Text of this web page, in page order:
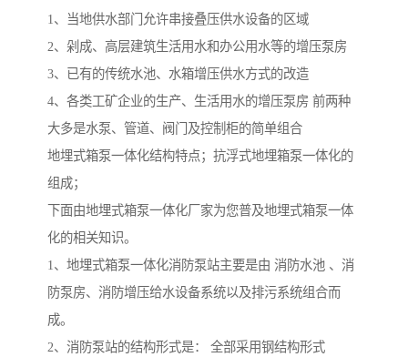
1、当地供水部门允许串接叠压供水设备的区域
2、剁成、高层建筑生活用水和办公用水等的增压泵房
3、已有的传统水池、水箱增压供水方式的改造
4、各类工矿企业的生产、生活用水的增压泵房 前两种
大多是水泵、管道、阀门及控制柜的简单组合
地埋式箱泵一体化结构特点；抗浮式地埋箱泵一体化的
组成；
下面由地埋式箱泵一体化厂家为您普及地埋式箱泵一体
化的相关知识。
1、地埋式箱泵一体化消防泵站主要是由 消防水池 、消
防泵房、消防增压给水设备系统以及排污系统组合而
成。
2、消防泵站的结构形式是： 全部采用钢结构形式